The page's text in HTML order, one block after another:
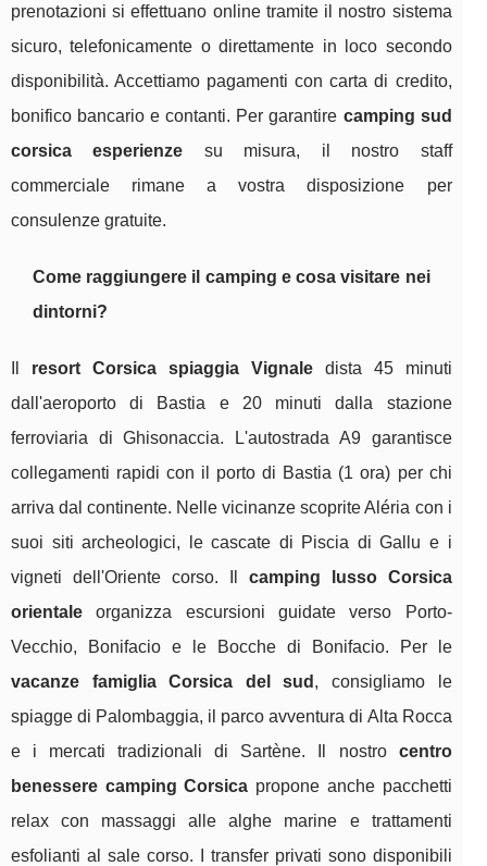
prenotazioni si effettuano online tramite il nostro sistema
sicuro, telefonicamente o direttamente in loco secondo
disponibilità. Accettiamo pagamenti con carta di credito,
bonifico bancario e contanti. Per garantire camping sud
corsica esperienze su misura, il nostro staff
commerciale rimane a vostra disposizione per
consulenze gratuite.
Come raggiungere il camping e cosa visitare nei
dintorni?
resort Corsica spiaggia Vignaledista 45 minuti
dall'aeroporto di Bastia e 20 minuti dalla stazione
ferroviaria di Ghisonaccia. L'autostrada A9 garantisce
collegamenti rapidi con il porto di Bastia (1 ora) per chi
arriva dal continente. Nelle vicinanze scoprite Aléria con i
suoi siti archeologici, le cascate di Piscia di Gallu e i
vigneti dell'Oriente corso. Il camping lusso Corsica
orientale organizza escursioni guidate verso Porto-
Vecchio, Bonifacio e le Bocche di Bonifacio. Per le
vacanze famiglia Corsica del sud , consigliamo le
spiagge di Palombaggia, il parco avventura di Alta Rocca
e i mercati tradizionali di Sartène. Il nostro centro
benessere camping Corsica propone anche pacchetti
relax con massaggi alle alghe marine e trattamenti
esfolianti al sale corso. I transfer privati sono disponibili